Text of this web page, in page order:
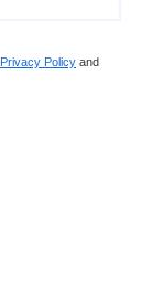
Privacy Policy and